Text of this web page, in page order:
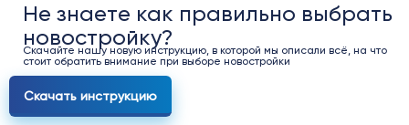
Не знаете как правильно выбрать
новостройку?
Скачайте нашу новую инструкцию, в которой мы описали всё, на что
стоит обратить внимание при выборе новостройки
Скачать инструкцию